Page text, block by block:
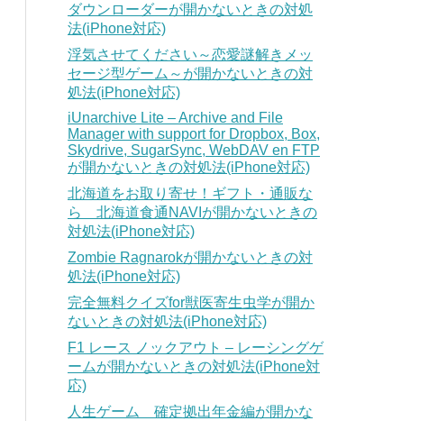
ダウンローダーが開かないときの対処
法(iPhone対応)
浮気させてください～恋愛謎解きメッ
セージ型ゲーム～が開かないときの対
処法(iPhone対応)
iUnarchive Lite – Archive and File
Manager with support for Dropbox, Box,
Skydrive, SugarSync, WebDAV en FTP
が開かないときの対処法(iPhone対応)
北海道をお取り寄せ！ギフト・通販な
ら 北海道食通NAVIが開かないときの
対処法(iPhone対応)
Zombie Ragnarokが開かないときの対
処法(iPhone対応)
完全無料クイズfor獣医寄生虫学が開か
ないときの対処法(iPhone対応)
F1 レース ノックアウト – レーシングゲ
ームが開かないときの対処法(iPhone対
応)
人生ゲーム 確定拠出年金編が開かな